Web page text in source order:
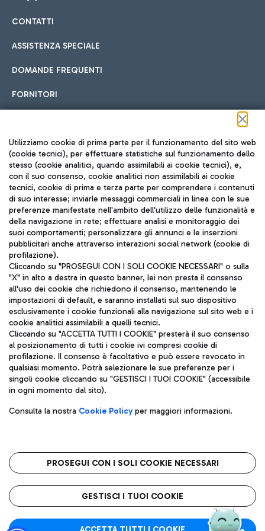
Cucina Internazionale
Fast Food
Pizza
Gelateria
Wine Bar & Sparkling
Hotel in aeroporto
Scegli l'alloggio più adatto e approfitta della vicinanza
all'aeroporto.
Car sharing
Con il Car Sharing è ancora più facile spostarsi
Treno
Raggiungi velocemente l'aeroporto di Fiumicino da Roma
tramite i servizi ferroviari Trenitalia.
Autobus
Scopri le linee di autobus per raggiungere l'aeroporto
Leonardo Da Vinci.
Raggiungi l’aeroporto senza pensieri con il servizio di taxi a
Ristoranti
Scopri la nostra offerta per una pausa gustosa in aeroporto
Mappa Aeroporto Fiumicino
CONTATTI
ASSISTENZA SPECIALE
DOMANDE FREQUENTI
FORNITORI
Seguici sui social
TRAVEL JOURNAL
ITA
Aeroporti di Roma S.p.A. - Società soggetta a direzione e
coordinamento di Mundys S.p.A.
Codice fiscale e Registro delle Imprese di Roma 13032990155 P.
IVA 06572251004
Capitale sociale 62.224.743,00 int. vers.
Sede legale: Via Pier Paolo Racchetti 1 - 00054 Fiumicino (RM)
telefono +39 06 65951
Privacy policy
Note legali
Roma FCO
L'aeroporto stellato
Utilizziamo cookie di prima parte per il funzionamento del sito web
(cookie tecnici), per effettuare statistiche sul funzionamento dello
stesso (cookie analitici, quando assimilabili ai cookie tecnici), e,
con il suo consenso, cookie analitici non assimilabili ai cookie
tecnici, cookie di prima e terza parte per comprendere i contenuti
di suo interesse; inviarle messaggi commerciali in linea con le sue
preferenze manifestate nell'ambito dell'utilizzo delle funzionalità e
della navigazione in rete; effettuare analisi e monitoraggio dei
suoi comportamenti; personalizzare gli annunci e le inserzioni
pubblicitari anche attraverso interazioni social network (cookie di
profilazione).
Cliccando su "PROSEGUI CON I SOLI COOKIE NECESSARI" o sulla
"X" in alto a destra in questo banner, lei non presta il consenso
all'uso dei cookie che richiedono il consenso, mantenendo le
impostazioni di default, e saranno installati sul suo dispositivo
esclusivamente i cookie funzionali alla navigazione sul sito web e i
cookie analitici assimilabili a quelli tecnici.
Cliccando su "ACCETTA TUTTI I COOKIE" presterà il suo consenso
al posizionamento di tutti i cookie ivi compresi cookie di
profilazione. Il consenso è facoltativo e può essere revocato in
qualsiasi momento. Potrà selezionare le sue preferenze per i
singoli cookie cliccando su "GESTISCI I TUOI COOKIE" (accessibile
in ogni momento dal sito).
Consulta la nostra Cookie Policyper maggiori informazioni.
PROSEGUI CON I SOLI COOKIE NECESSARI
GESTISCI I TUOI COOKIE